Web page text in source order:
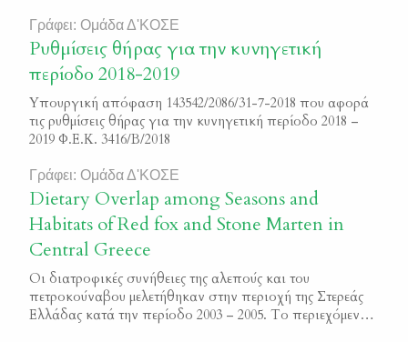
Γράφει: Ομάδα Δ'ΚΟΣΕ
Ρυθμίσεις θήρας για την κυνηγετική
περίοδο 2018-2019
Υπουργική απόφαση 143542/2086/31-7-2018 που αφορά
τις ρυθμίσεις θήρας για την κυνηγετική περίοδο 2018 –
2019 Φ.Ε.Κ. 3416/Β/2018
Γράφει: Ομάδα Δ'ΚΟΣΕ
Dietary Overlap among Seasons and
Habitats of Red fox and Stone Marten in
Central Greece
Οι διατροφικές συνήθειες της αλεπούς και του
πετροκούναβου μελετήθηκαν στην περιοχή της Στερεάς
Ελλάδας κατά την περίοδο 2003 – 2005. Το περιεχόμενο